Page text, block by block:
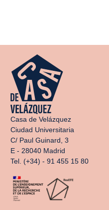
Casa de Velázquez
Ciudad Universitaria
C/ Paul Guinard, 3
E - 28040 Madrid
Tel. (+34) - 91 455 15 80